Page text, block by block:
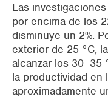
Las
por encima de los
disminuye un 2%.
exterior de 25 °C,
alcanzar los 30–35
la productividad en
aproximadamente